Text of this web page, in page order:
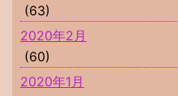
(63)
2020年2月
(60)
2020年1月